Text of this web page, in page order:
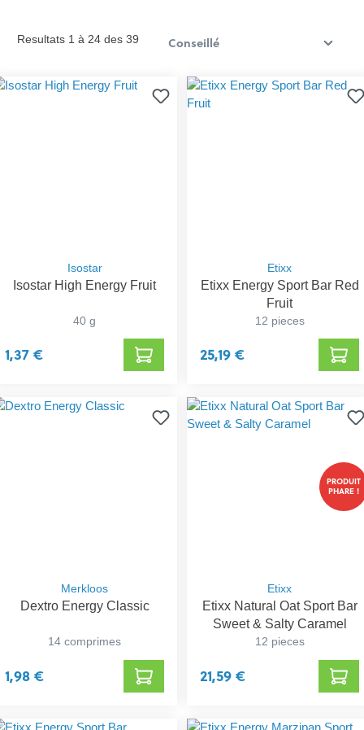
Resultats 1 à 24 des 39
Isostar
Isostar High Energy Fruit
40 g
1,37 €
Etixx
Etixx Energy Sport Bar Red
Fruit
12 pieces
25,19 €
Merkloos
Dextro Energy Classic
14 comprimes
1,98 €
PRODUIT
PHARE !
Etixx
Etixx Natural Oat Sport Bar
Sweet & Salty Caramel
12 pieces
21,59 €